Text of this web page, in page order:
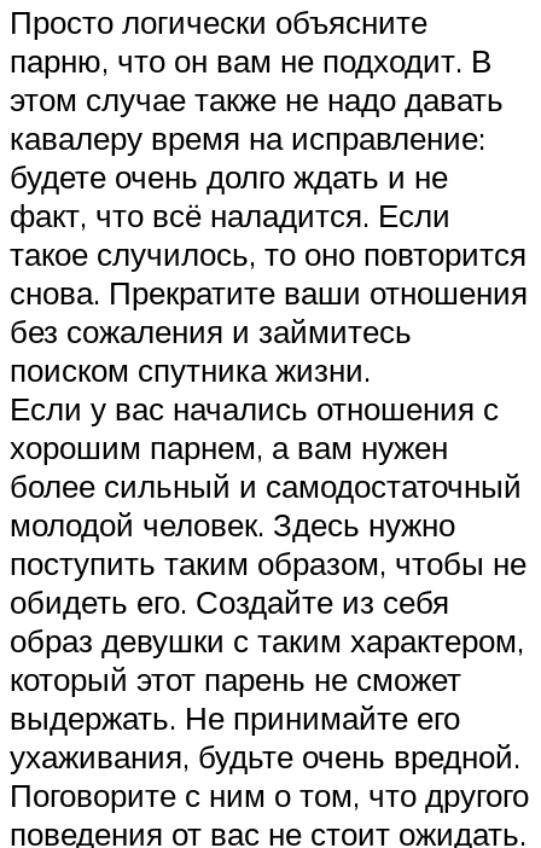
Просто логически объясните
парню, что он вам не подходит. В
этом случае также не надо давать
кавалеру время на исправление:
будете очень долго ждать и не
факт, что всё наладится. Если
такое случилось, то оно повторится
снова. Прекратите ваши отношения
без сожаления и займитесь
поиском спутника жизни.
Если у вас начались отношения с
хорошим парнем, а вам нужен
более сильный и самодостаточный
молодой человек. Здесь нужно
поступить таким образом, чтобы не
обидеть его. Создайте из себя
образ девушки с таким характером,
который этот парень не сможет
выдержать. Не принимайте его
ухаживания, будьте очень вредной.
Поговорите с ним о том, что другого
поведения от вас не стоит ожидать.